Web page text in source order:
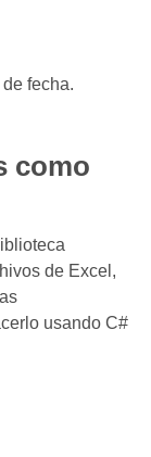
fecha.
como
de Excel,
usando C#